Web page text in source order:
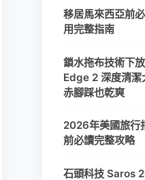
移居馬來西亞前
用完整指南
鎖水拖布技術下
Edge 2 深度清潔
赤腳踩也乾爽
2026年美國旅行
前必讀完整攻略
石頭科技 Saros